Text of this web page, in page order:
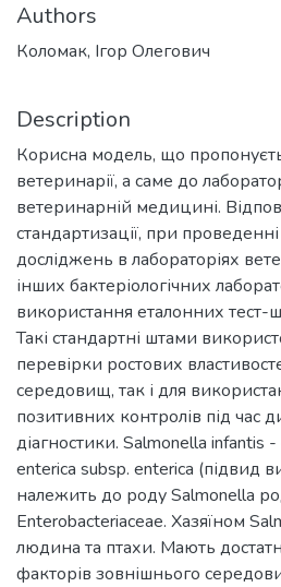
Authors
Коломак, Ігор Олегович
Description
Корисна модель, що
ветеринарії, а саме до
ветеринарній медицині.
стандартизації, при
досліджень в лабораторіях
інших бактеріологічних
використання еталонних тест-
Такі стандартні штами
перевірки ростових
середовищ, так і для
позитивних контролів під час
діагностики. Salmonella infantis
enterica subsp. enterica (підвид
належить до роду Salmonella
Enterobacteriaceae. Хазяїном
людина та птахи. Мають
факторів зовнішнього